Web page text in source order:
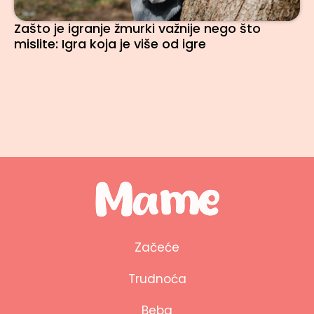
Zašto je igranje žmurki važnije nego što
mislite: Igra koja je više od igre
Začeće
Trudnoća
Beba